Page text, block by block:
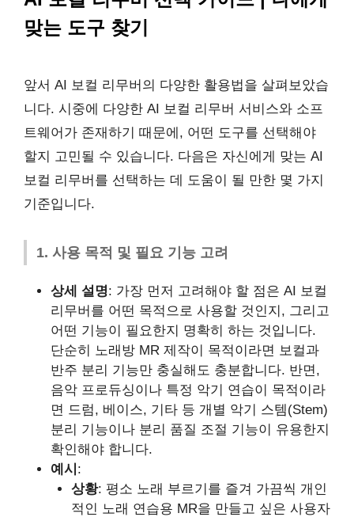
맞는 도구 찾기
앞서 AI 보컬 리무버의 다양한 활용법을 살펴보았습
니다. 시중에 다양한 AI 보컬 리무버 서비스와 소프
트웨어가 존재하기 때문에, 어떤 도구를 선택해야
할지 고민될 수 있습니다. 다음은 자신에게 맞는 AI
보컬 리무버를 선택하는 데 도움이 될 만한 몇 가지
기준입니다.
1. 사용 목적 및 필요 기능 고려
상세 설명: 가장 먼저 고려해야 할 점은 AI 보컬
리무버를 어떤 목적으로 사용할 것인지, 그리고
어떤 기능이 필요한지 명확히 하는 것입니다.
단순히 노래방 MR 제작이 목적이라면 보컬과
반주 분리 기능만 충실해도 충분합니다. 반면,
음악 프로듀싱이나 특정 악기 연습이 목적이라
면 드럼, 베이스, 기타 등 개별 악기 스템(Stem)
분리 기능이나 분리 품질 조절 기능이 유용한지
확인해야 합니다.
예시 :
상황: 평소 노래 부르기를 즐겨 가끔씩 개인
적인 노래 연습용 MR을 만들고 싶은 사용자